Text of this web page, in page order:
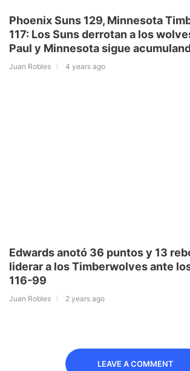
Phoenix Suns 129, Minnesota
117: Los Suns derrotan a los
Paul y Minnesota sigue
Juan Robles 4 years ago
Edwards anotó 36 puntos y 13
liderar a los Timberwolves ante
116-99
Juan Robles 2 years ago
LEAVE A COMMENT